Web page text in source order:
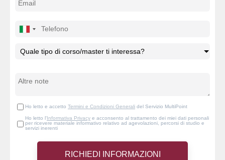
Ho letto e accetto Termini e Condizioni Generali del Servizio MultiPoint
Ho letto l'Informativa Privacy e acconsento al trattamento dei miei dati personali
per ricevere materiale informativo relativo ad agevolazioni, percorsi di studio e
servizi inerenti